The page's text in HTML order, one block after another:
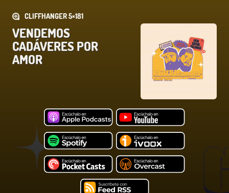
CLIFFHANGER 5×181
VENDEMOS
CADÁVERES POR
AMOR